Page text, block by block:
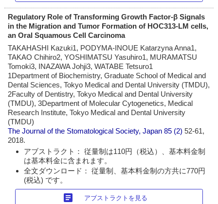
Regulatory Role of Transforming Growth Factor-β Signals
in the Migration and Tumor Formation of HOC313-LM cells,
an Oral Squamous Cell Carcinoma
TAKAHASHI Kazuki1, PODYMA-INOUE Katarzyna Anna1,
TAKAO Chihiro2, YOSHIMATSU Yasuhiro1, MURAMATSU
Tomoki3, INAZAWA Johji3, WATABE Tetsuro1
1Department of Biochemistry, Graduate School of Medical and
Dental Sciences, Tokyo Medical and Dental University (TMDU),
2Faculty of Dentistry, Tokyo Medical and Dental University
(TMDU), 3Department of Molecular Cytogenetics, Medical
Research Institute, Tokyo Medical and Dental University
(TMDU)
The Journal of the Stomatological Society, Japan 85 (2)52-61,
2018.
アブストラクト： 従量制は110円（税込）、基本料金制
は基本料金に含まれます。
全文ダウンロード： 従量制、基本料金制の方共に770円
(税込) です。
article アブストラクトを見る